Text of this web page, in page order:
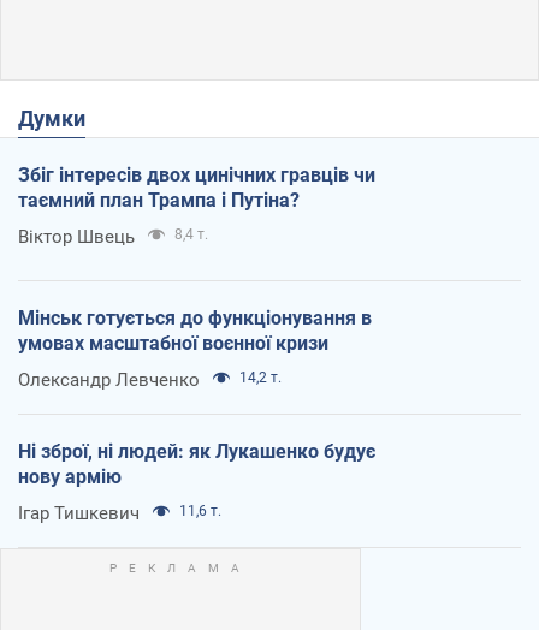
Думки
Збіг інтересів двох цинічних гравців чи
таємний план Трампа і Путіна?
Віктор Швець 8,4 т.
Мінськ готується до функціонування в
умовах масштабної воєнної кризи
Олександр Левченко 14,2 т.
Ні зброї, ні людей: як Лукашенко будує
нову армію
Ігар Тишкевич 11,6 т.